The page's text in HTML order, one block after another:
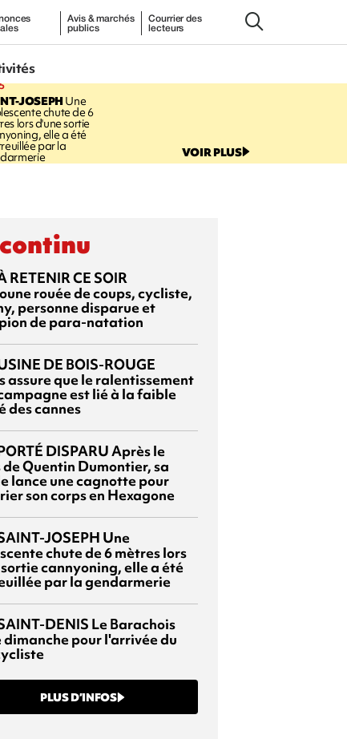
Avis & marchés
publics
Courrier des
lecteurs
JOSEPHUne
chute de 6
lors d'une sortie
elle a été
par la VOIR PLUS
RETENIR CE SOIR
rouée de coups, cycliste,
personne disparue et
de para-natation
DE BOIS-ROUGE
assure que le ralentissement
est lié à la faible
des cannes
DISPARUAprès le
de Quentin Dumontier, sa
lance une cagnotte pour
son corps en Hexagone
JOSEPH Une
chute de 6 mètres lors
cannyoning, elle a été
par la gendarmerie
DENIS Le Barachois
pour l'arrivée du
PLUS D’INFOS